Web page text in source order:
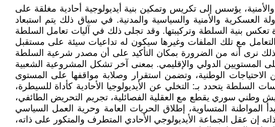
يؤسس إلى تكريس وتمكين بنية أيديولوجية أحادية مغلقة على
والأمنية والسياسية والمدنية. في سياق ذلك يتم استبعاد
بنية السلطة وتركيبتها. وقد تجلى ذلك في آليات تعامل السلطة
مع تلك الملفات وغيرها سيكون له تداعيات سيئة على مستقبل
نرى أنه من الضرورة بمكان التأكيد على أن مصدر شرعية السلطة
الدولي والإقليمي. بمعنى آخر تشكل المشروعية الشعبية
الاحتياجات الوطنية، وتضمن استقرار وصلابة مواقفها على المستوى
السلطة يتحدد بـ: التخلي عن الأيديولوجيا الأحادية كأداة للسيطرة،
جيش وطني سوري يقطع مع العقلية الفصائلية، تجريم التحريض الطائفي،
المواطنة المتساوية، إطلاق الحريات العامة وحرية العمل السياسي
عقل الجماعة الأيديولوجي الأحادي المتطرف والمتكور على ذاته،